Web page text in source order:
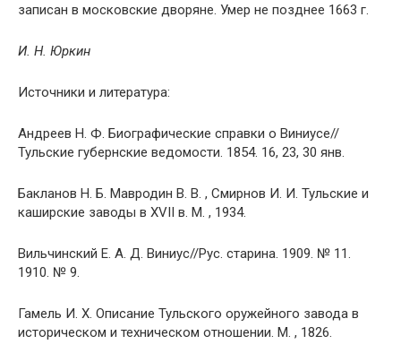
записан в московские дворяне. Умер не позднее 1663 г.
И. Н. Юркин
Источники и литература:
Андреев Н. Ф. Биографические справки о Виниусе//
Тульские губернские ведомости. 1854. 16, 23, 30 янв.
Бакланов Н. Б. Мавродин В. В. , Смирнов И. И. Тульские и
каширские заводы в XVII в. М. , 1934.
Вильчинский Е. А. Д. Виниус//Рус. старина. 1909. № 11.
1910. № 9.
Гамель И. X. Описание Тульского оружейного завода в
историческом и техническом отношении. М. , 1826.